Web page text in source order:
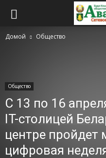
Домой Общество
Общество
С 13 по 16
IT-столицей
центре пройдет
цифровая